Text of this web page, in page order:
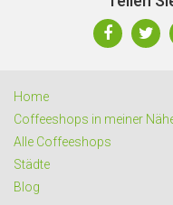
Home
Coffeeshops in meiner
Alle Coffeeshops
Städte
Blog